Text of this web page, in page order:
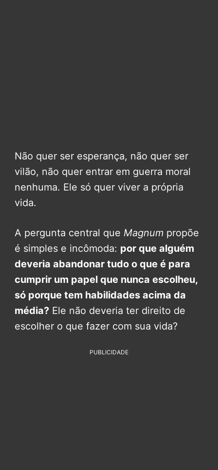
Não quer ser esperança, não quer ser
vilão, não quer entrar em guerra moral
nenhuma. Ele só quer viver a própria
vida.
A pergunta central que Magnum propõe
é simples e incômoda: por que alguém
deveria abandonar tudo o que é para
cumprir um papel que nunca escolheu,
só porque tem habilidades acima da
média? Ele não deveria ter direito de
escolher o que fazer com sua vida?
PUBLICIDADE